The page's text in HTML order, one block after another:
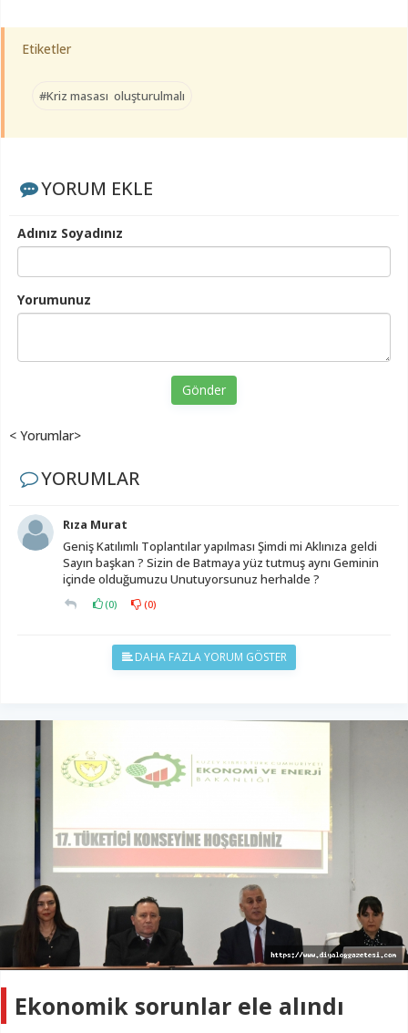
Etiketler
#Kriz masası oluşturulmalı
YORUM EKLE
Adınız Soyadınız
Yorumunuz
Gönder
< Yorumlar>
YORUMLAR
Rıza Murat
Geniş Katılımlı Toplantılar yapılması Şimdi mi Aklınıza geldi
Sayın başkan ? Sizin de Batmaya yüz tutmuş aynı Geminin
içinde olduğumuzu Unutuyorsunuz herhalde ?
(0) (0)
DAHA FAZLA YORUM GÖSTER
Ekonomik sorunlar ele alındı